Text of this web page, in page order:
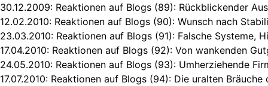
30.12.2009: Reaktionen auf Blogs (89): Rückblickender
12.02.2010: Reaktionen auf Blogs (90): Wunsch nach
23.03.2010: Reaktionen auf Blogs (91): Falsche Systeme,
17.04.2010: Reaktionen auf Blogs (92): Von wankenden
24.05.2010: Reaktionen auf Blogs (93): Umherziehende
17.07.2010: Reaktionen auf Blogs (94): Die uralten Bräuche